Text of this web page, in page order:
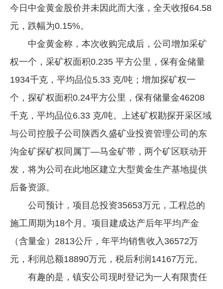
党建工作
企业文化
《资源再生》杂志
数字报
今日中金黄金股价并未因此而大涨，全天收报64.58
元，跌幅为0.15%。
中金黄金称，本次收购完成后，公司增加采矿
权一个，采矿权面积0.235 平方公里，保有金储量
1934千克，平均品位5.33 克/吨；增加探矿权一
个，探矿权面积0.24平方公里，保有储量金46208
千克，平均品位6.33 克/吨。上述矿权勘探开采区域
与公司控股子公司陕西久盛矿业投资管理公司的东
沟金矿探矿权同属丁—马金矿带，两个矿区联动开
发，将为公司在此地区建立大型黄金生产基地提供
后备资源。
公司预计，项目总投资35653万元，工程总的
施工周期为18个月。项目建成达产后年平均产金
（含量金）2813公斤，年平均销售收入36572万
元，利润总额18890万元，税后利润14167万元。
有趣的是，镇安公司现时登记为一人有限责任